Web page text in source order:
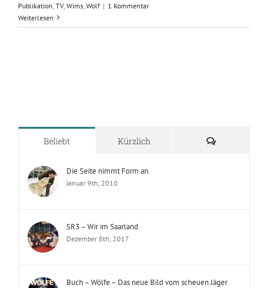
Publikation TV, Wims Wolf | 1 Kommentar
Weiterlesen
Beliebt Kürzlich Kommentare
Die Seite nimmt Form an.
Januar 9th, 2010
SR3 – Wir im Saarland
Dezember 8th, 2017
Buch – Wölfe – Das neue Bild vom scheuen Jäger